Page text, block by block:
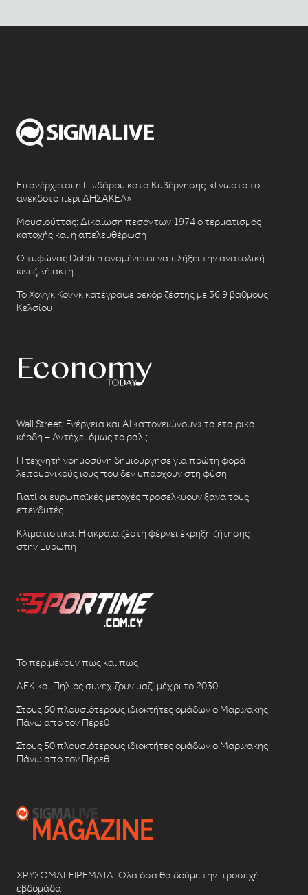
Επανέρχεται η Πινδάρου κατά Κυβέρνησης: «Γνωστό το
ανέκδοτο περι ΔΗΣΑΚΕΛ»
Μουσιούττας: Δικαίωση πεσόντων 1974 ο τερματισμός
κατοχής και η απελευθέρωση
Ο τυφώνας Dolphin αναμένεται να πλήξει την ανατολική
κινεζική ακτή
Το Χονγκ Κονγκ κατέγραψε ρεκόρ ζέστης με 36,9 βαθμούς
Κελσίου
Wall Street: Ενέργεια και AI «απογειώνουν» τα εταιρικά
κέρδη – Αντέχει όμως το ράλι;
Η τεχνητή νοημοσύνη δημιούργησε για πρώτη φορά
λειτουργικούς ιούς που δεν υπάρχουν στη φύση
Γιατί οι ευρωπαϊκές μετοχές προσελκύουν ξανά τους
επενδυτές
Κλιματιστικά: Η ακραία ζέστη φέρνει έκρηξη ζήτησης
στην Ευρώπη
Το περιμένουν πως και πως
ΑΕΚ και Πήλιος συνεχίζουν μαζί μέχρι το 2030!
Στους 50 πλουσιότερους ιδιοκτήτες ομάδων ο Μαρινάκης:
Πάνω από τον Πέρεθ
Στους 50 πλουσιότερους ιδιοκτήτες ομάδων ο Μαρινάκης:
Πάνω από τον Πέρεθ
ΧΡΥΣΩΜΑΓΕΙΡΕΜΑΤΑ: Όλα όσα θα δούμε την προσεχή
εβδομάδα